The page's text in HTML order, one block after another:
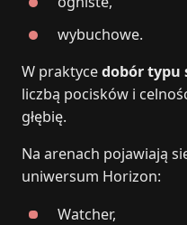
wybuchowe.
W praktycedobór typu
liczbą pocisków i
głębię.
Na arenach pojawiają
uniwersum Horizon:
Watcher,